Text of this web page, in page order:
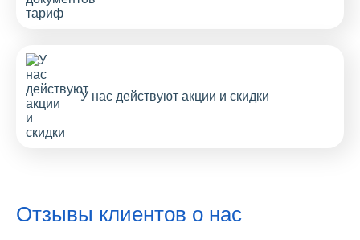
У нас действуют акции и скидки
Отзывы клиентов о нас